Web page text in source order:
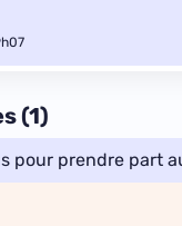
(1)
pour prendre part